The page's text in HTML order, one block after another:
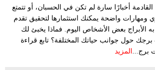
أخبارًا سارة لم تكن في الحسبان، أو تتمتع
ومهارات واضحة يمكنك استثمارها لتحقيق تقدم
الأبراج بعض الأشخاص اليوم. فماذا يخبئ لك
برجك حول جوانب حياتك المختلفة؟ تابع قراءة
برج...
المزيد